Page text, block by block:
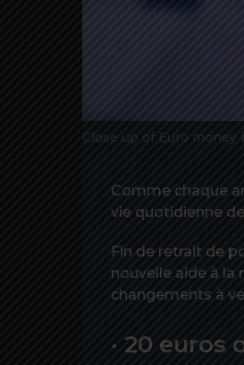
Close up of Euro money
Comme chaque
vie quotidienne
Fin de retrait de
nouvelle aide à la
changements à
· 20 euros